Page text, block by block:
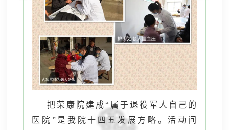
把荣康院建成“属于退役军人自己的
医院”是我院十四五发展方略。活动间